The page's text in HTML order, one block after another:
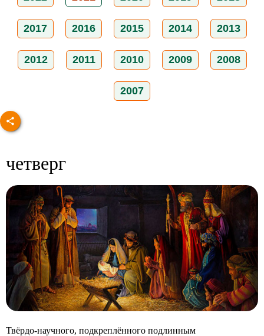
2017 2016 2015 2014 2013
2012 2011 2010 2009 2008
2007
четверг
Твёрдо-научного, подкреплённого подлинным